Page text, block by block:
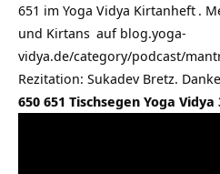
651 im Yoga Vidya Kirtanheft .
und Kirtans auf blog.yoga-
vidya.de/category/podcast/
Rezitation: Sukadev Bretz.
650 651 Tischsegen Yoga